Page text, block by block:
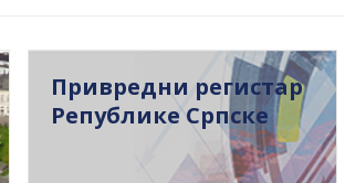
Привредни регистар
Републике Српске